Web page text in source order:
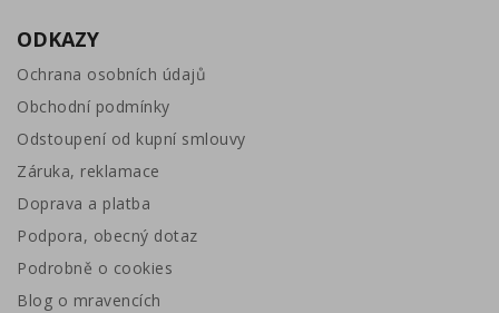
ODKAZY
Ochrana osobních údajů
Obchodní podmínky
Odstoupení od kupní smlouvy
Záruka, reklamace
Doprava a platba
Podpora, obecný dotaz
Podrobně o cookies
Blog o mravencích